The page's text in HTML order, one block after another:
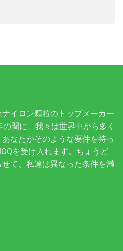
イロン顆粒のトップメーカー
間に、我々は世界中から多く
なたがそのような要件を持っ
を受け入れます。ちょうど
て、私達は異なった条件を満